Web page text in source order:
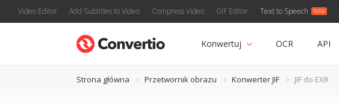
Video Editor Add Subtitles to Video Compress Video GIF Editor Text to Speech
Konwertuj OCR API
Strona główna Przetwornik obrazu Konwerter JIF JIF do EXR